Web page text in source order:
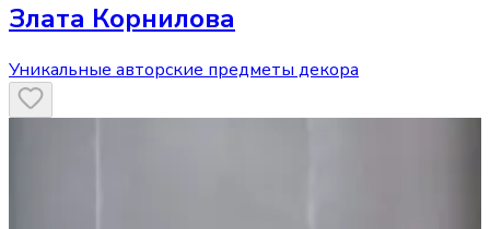
Злата Корнилова
Уникальные авторские предметы декора